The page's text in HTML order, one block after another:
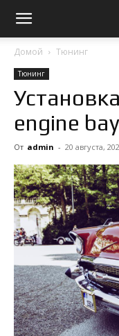
Домой Тюнинг
Тюнинг
engine bay
От admin - 20 августа,